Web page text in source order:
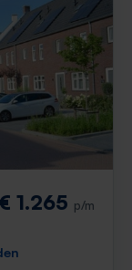
€ 1.265 p/m